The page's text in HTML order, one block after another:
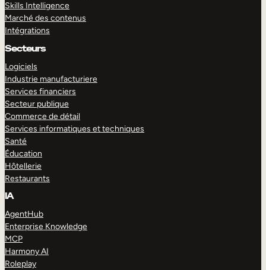
Skills Intelligence
Marché des contenus
Intégrations
Secteurs
Logiciels
Industrie manufacturiere
Services financiers
Secteur publique
Commerce de détail
Services informatiques et techniques
Santé
Éducation
Hôtellerie
Restaurants
IA
AgentHub
Enterprise Knowledge
MCP
Harmony AI
Roleplay